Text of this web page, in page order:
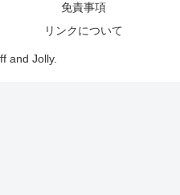
免責事項
リンクについて
and Jolly.